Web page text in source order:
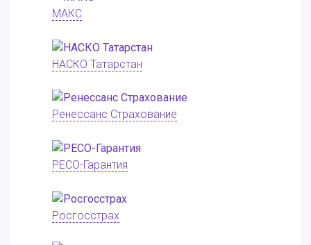
МАКС
НАСКО Татарстан
Ренессанс Страхование
РЕСО-Гарантия
Росгосстрах